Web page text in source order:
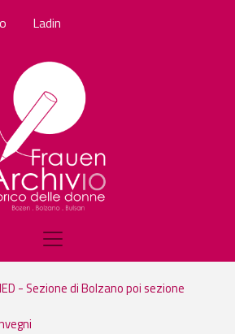
Ladin
- Sezione di Bolzano poi sezione